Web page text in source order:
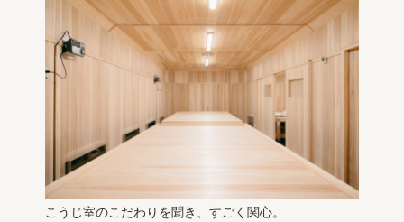
こうじ室のこだわりを聞き、すごく関心。